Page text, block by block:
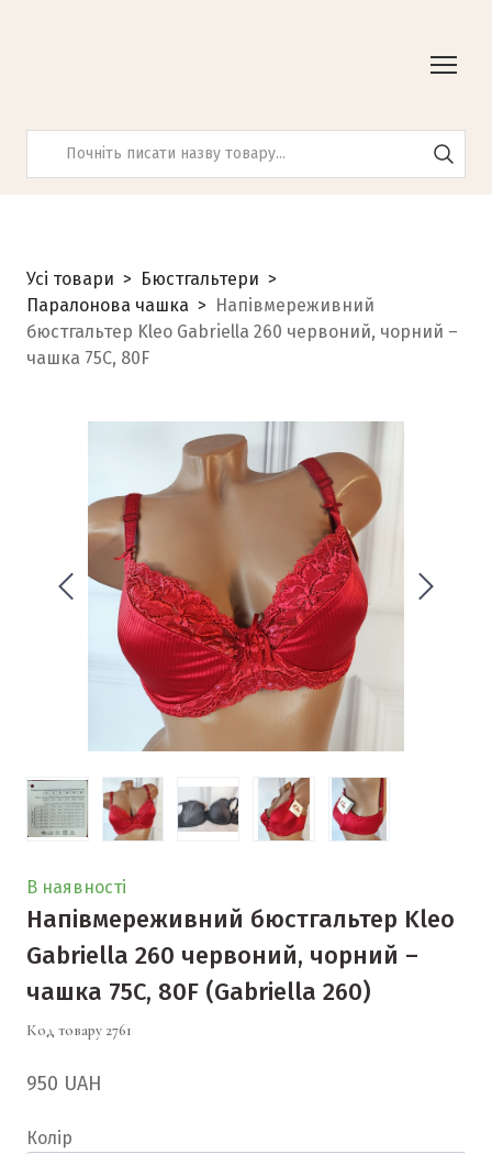
Усі товари
Бюстгальтери
Паралонова чашка
Напівмереживний
бюстгальтер Kleo Gabriella 260 червоний, чорний –
чашка 75C, 80F
В наявності
Напівмереживний бюстгальтер Kleo
Gabriella 260 червоний, чорний –
чашка 75C, 80F (Gabriella 260)
Код товару 2761
950 UAH
Колір